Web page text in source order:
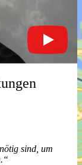
Preise
sind, um